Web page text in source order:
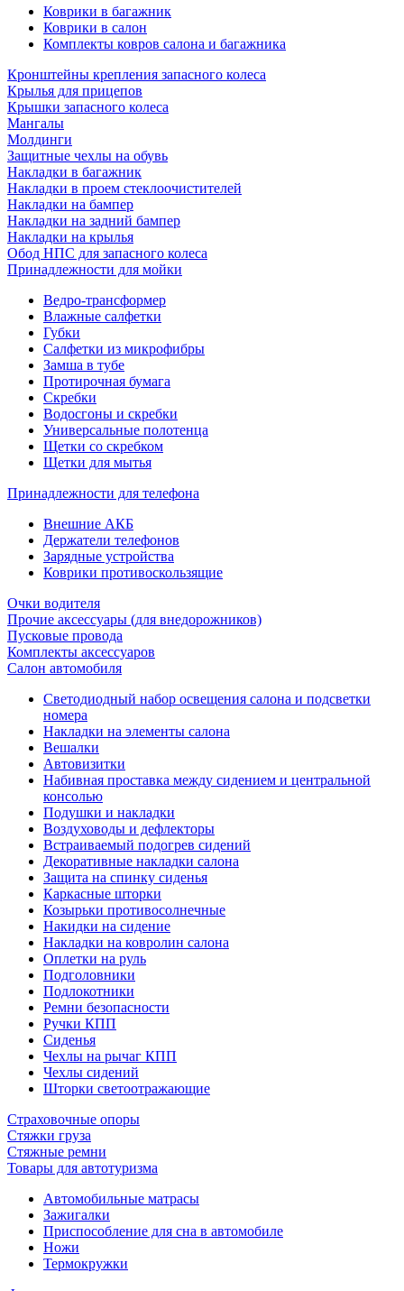
Коврики в багажник
Коврики в салон
Комплекты ковров салона и багажника
Кронштейны крепления запасного колеса
Крылья для прицепов
Крышки запасного колеса
Мангалы
Молдинги
Защитные чехлы на обувь
Накладки в багажник
Накладки в проем стеклоочистителей
Накладки на бампер
Накладки на задний бампер
Накладки на крылья
Обод НПС для запасного колеса
Принадлежности для мойки
Ведро-трансформер
Влажные салфетки
Губки
Салфетки из микрофибры
Замша в тубе
Протирочная бумага
Скребки
Водосгоны и скребки
Универсальные полотенца
Щетки со скребком
Щетки для мытья
Принадлежности для телефона
Внешние АКБ
Держатели телефонов
Зарядные устройства
Коврики противоскользящие
Очки водителя
Прочие аксессуары (для внедорожников)
Пусковые провода
Комплекты аксессуаров
Салон автомобиля
Светодиодный набор освещения салона и подсветки
номера
Накладки на элементы салона
Вешалки
Автовизитки
Набивная проставка между сидением и центральной
консолью
Подушки и накладки
Воздуховоды и дефлекторы
Встраиваемый подогрев сидений
Декоративные накладки салона
Защита на спинку сиденья
Каркасные шторки
Козырьки противосолнечные
Накидки на сидение
Накладки на ковролин салона
Оплетки на руль
Подголовники
Подлокотники
Ремни безопасности
Ручки КПП
Сиденья
Чехлы на рычаг КПП
Чехлы сидений
Шторки светоотражающие
Страховочные опоры
Стяжки груза
Стяжные ремни
Товары для автотуризма
Автомобильные матрасы
Зажигалки
Приспособление для сна в автомобиле
Ножи
Термокружки